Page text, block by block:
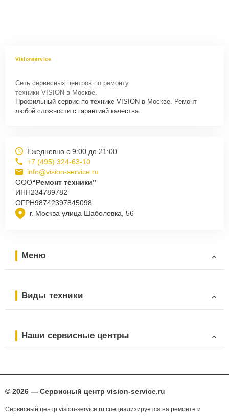
Visionservice
Сеть сервисных центров по ремонту
техники VISION в Москве.
Профильный сервис по технике VISION в Москве. Ремонт
любой сложности с гарантией качества.
г. Москва улица Шаболовка, 56
Ежедневно с 9:00 до 21:00
+7 (495) 324-63-10
info@vision-service.ru
ООО“Ремонт техники”
ИНН234789782
ОГРН98742397845098
Меню
Виды техники
Наши сервисные центры
© 2026 — Сервисный центр vision-service.ru
Сервисный центр vision-service.ru специализируется на ремонте и